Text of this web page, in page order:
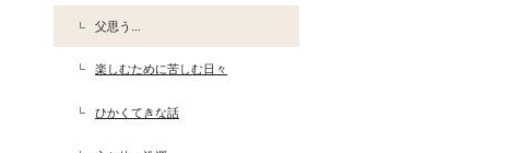
父思う...
楽しむために苦しむ日々
ひかくてきな話